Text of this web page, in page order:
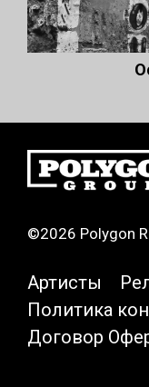
©2026 Polygon
Артисты
Политика
Договор